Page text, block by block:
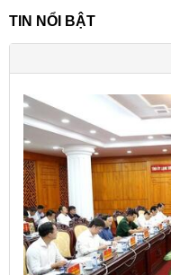
TIN NỔI BẬT